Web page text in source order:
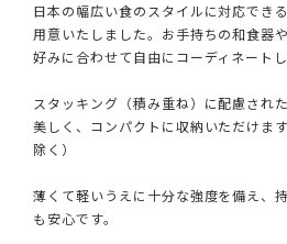
日本の幅広い食のスタイルに対応でき
用意いたしました。お手持ちの和食器
好みに合わせて自由にコーディネート
スタッキング（積み重ね）に配慮され
美しく、コンパクトに収納いただけま
除く）
薄くて軽いうえに十分な強度を備え、
も安心です。